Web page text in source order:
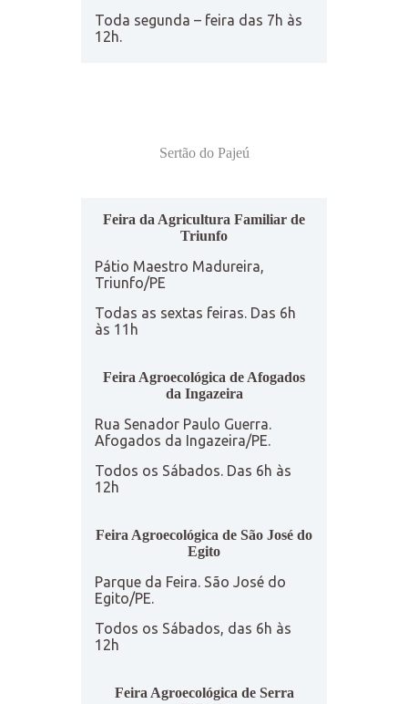
Toda segunda – feira das 7h às
12h.
Sertão do Pajeú
Feira da Agricultura Familiar de
Triunfo
Pátio Maestro Madureira,
Triunfo/PE
Todas as sextas feiras. Das 6h
às 11h
Feira Agroecológica de Afogados
da Ingazeira
Rua Senador Paulo Guerra.
Afogados da Ingazeira/PE.
Todos os Sábados. Das 6h às
12h
Feira Agroecológica de São José do
Egito
Parque da Feira. São José do
Egito/PE.
Todos os Sábados, das 6h às
12h
Feira Agroecológica de Serra